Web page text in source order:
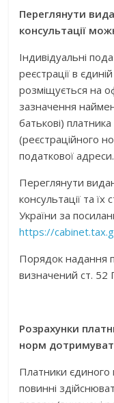
Переглянути
консультації
Індивідуальні
реєстрації в
розміщується на
зазначення
батькові)
(реєстраційного
податкової адреси.
Переглянути
консультації та
України за
https://
Порядок надання
визначений ст. 52
Розрахунки
норм
Платники єдиного
повинні